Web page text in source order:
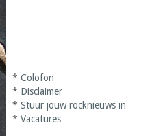
* Colofon
* Disclaimer
* Stuur jouw rocknieuws in
* Vacatures